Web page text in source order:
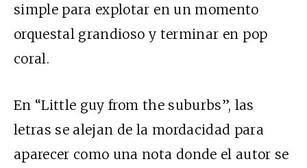
simple para explotar en un momento
orquestal grandioso y terminar en pop
coral.
En “Little guy from the suburbs”, las
letras se alejan de la mordacidad para
aparecer como una nota donde el autor se